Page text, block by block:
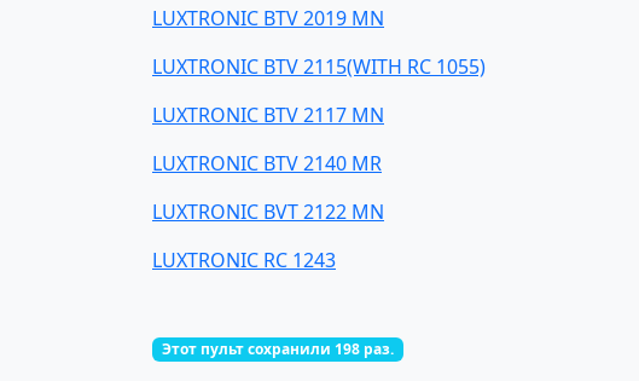
LUXTRONIC BTV 2019 MN
LUXTRONIC BTV 2115(WITH RC 1055)
LUXTRONIC BTV 2117 MN
LUXTRONIC BTV 2140 MR
LUXTRONIC BVT 2122 MN
LUXTRONIC RC 1243
Этот пульт сохранили 198 раз.